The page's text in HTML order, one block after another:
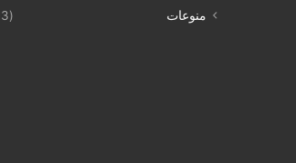
منوعات
(2٬213)